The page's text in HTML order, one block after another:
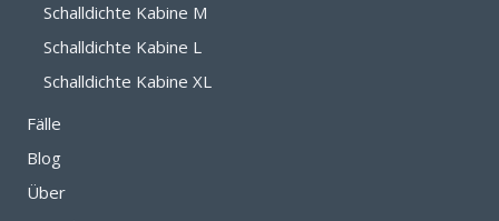
RÄUMEN
Schalldichte Kabine M
Schalldichte Kabine L
Schalldichte Kabine XL
Fälle
Blog
Über